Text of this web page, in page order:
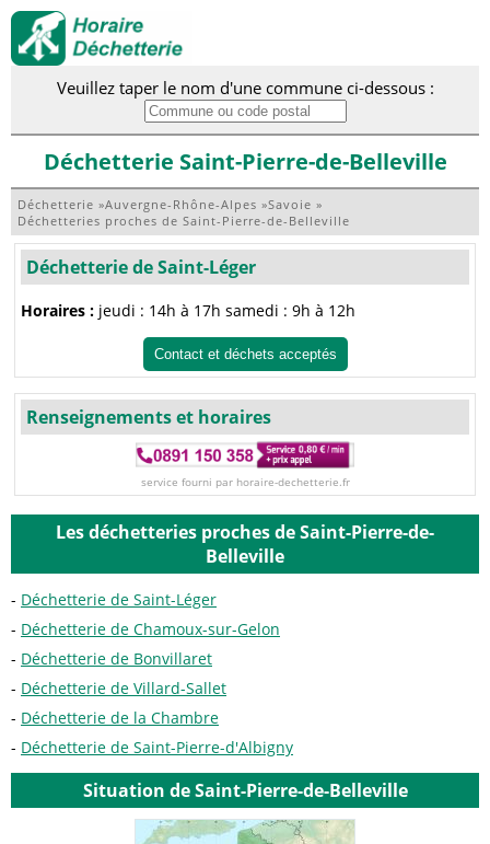
Veuillez taper le nom d'une commune ci-dessous :
Déchetterie Saint-Pierre-de-Belleville
Déchetterie »Auvergne-Rhône-Alpes »Savoie »
Déchetteries proches de Saint-Pierre-de-Belleville
Déchetterie de Saint-Léger
Horaires : jeudi : 14h à 17h samedi : 9h à 12h
Contact et déchets acceptés
Renseignements et horaires
service fourni par horaire-dechetterie.fr
Les déchetteries proches de Saint-Pierre-de-
Belleville
Déchetterie de Saint-Léger
Déchetterie de Chamoux-sur-Gelon
Déchetterie de Bonvillaret
Déchetterie de Villard-Sallet
Déchetterie de la Chambre
Déchetterie de Saint-Pierre-d'Albigny
Situation de Saint-Pierre-de-Belleville